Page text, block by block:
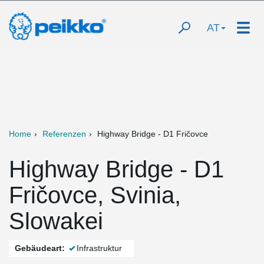
AT
Home Referenzen Highway Bridge - D1 Fričovce
Highway Bridge - D1
Fričovce, Svinia,
Slowakei
Gebäudeart: Infrastruktur